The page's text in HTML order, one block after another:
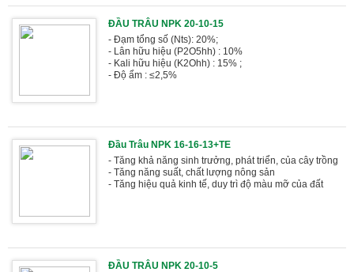
ĐẦU TRÂU NPK 20-10-15
- Đạm tổng số (Nts): 20%;
- Lân hữu hiệu (P2O5hh) : 10%
- Kali hữu hiệu (K2Ohh) : 15% ;
- Độ ẩm : ≤2,5%
Đầu Trâu NPK 16-16-13+TE
- Tăng khả năng sinh trưởng, phát triển, của cây trồng
- Tăng năng suất, chất lượng nông sản
- Tăng hiệu quả kinh tế, duy trì độ màu mỡ của đất
ĐẦU TRÂU NPK 20-10-5